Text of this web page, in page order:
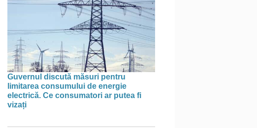
Guvernul discută măsuri pentru
limitarea consumului de energie
electrică. Ce consumatori ar putea fi
vizați